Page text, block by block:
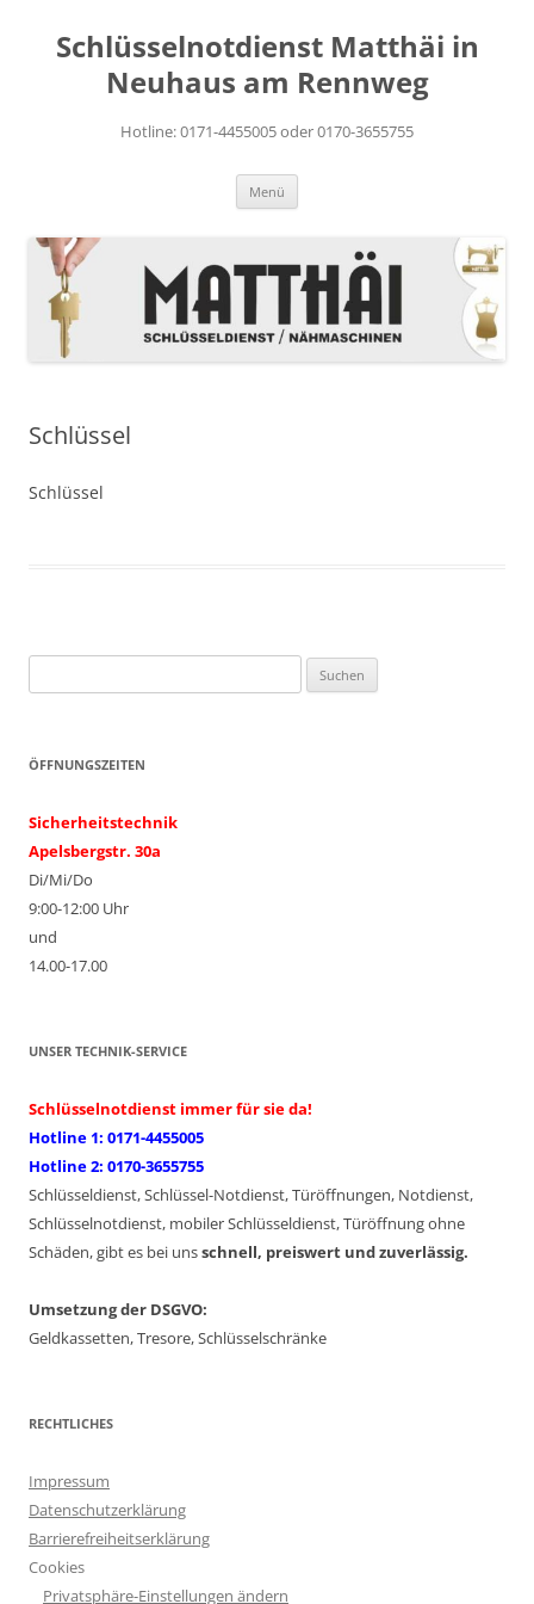
springen
Schlüsselnotdienst Matthäi in
Neuhaus am Rennweg
Hotline: 0171-4455005 oder 0170-3655755
Menü
Schlüssel
Schlüssel
nach:
ÖFFNUNGSZEITEN
Sicherheitstechnik
Apelsbergstr. 30a
Di/Mi/Do
9:00-12:00 Uhr
und
14.00-17.00
UNSER TECHNIK-SERVICE
Schlüsselnotdienst immer für sie da!
Hotline 1: 0171-4455005
Hotline 2: 0170-3655755
Schlüsseldienst, Schlüssel-Notdienst, Türöffnungen, Notdienst,
Schlüsselnotdienst, mobiler Schlüsseldienst, Türöffnung ohne
Schäden, gibt es bei unsschnell, preiswert und zuverlässig.
Umsetzung der DSGVO:
Geldkassetten, Tresore, Schlüsselschränke
RECHTLICHES
Impressum
Datenschutzerklärung
Barrierefreiheitserklärung
Cookies
Privatsphäre-Einstellungen ändern